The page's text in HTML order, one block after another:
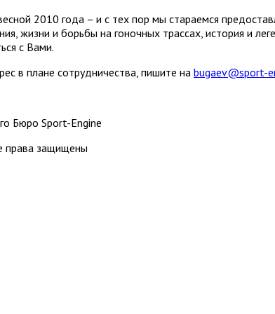
2010 года – и с тех пор мы стараемся
жизни и борьбы на гоночных трассах, история и
с Вами.
в плане сотрудничества, пишите на bugaev@sport-
Бюро Sport-Engine
права защищены